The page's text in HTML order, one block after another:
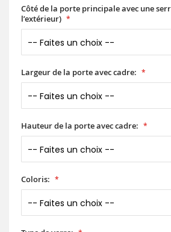
Côté de la porte principale avec une
l’extérieur)
Largeur de la porte avec cadre:
Hauteur de la porte avec cadre:
Coloris: